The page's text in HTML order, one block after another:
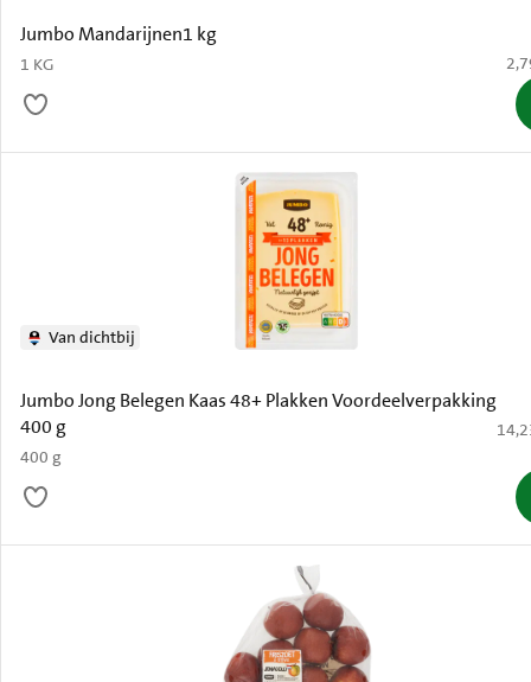
Jumbo Mandarijnen1 kg
1 KG €
Jumbo Jong Belegen Kaas 48+ Plakken Voordeelverpakking
400 g
400 g
Van dichtbij
€